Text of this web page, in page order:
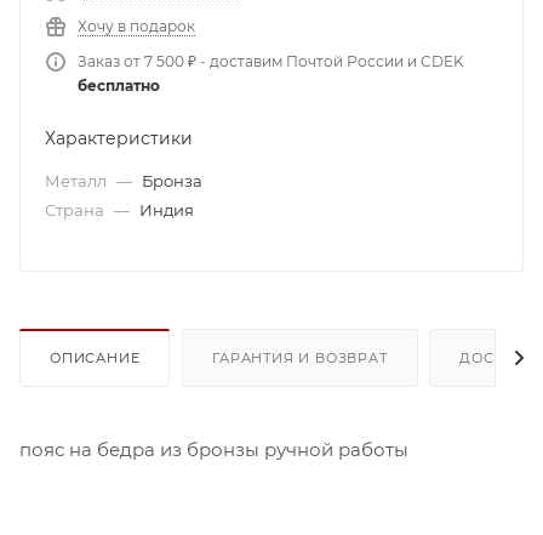
Хочу в подарок
Заказ от 7 500 ₽ - доставим Почтой России и CDEK
бесплатно
Характеристики
Металл — Бронза
Страна — Индия
ОПИСАНИЕ ГАРАНТИЯ И ВОЗВРАТ
пояс на бедра из бронзы ручной работы